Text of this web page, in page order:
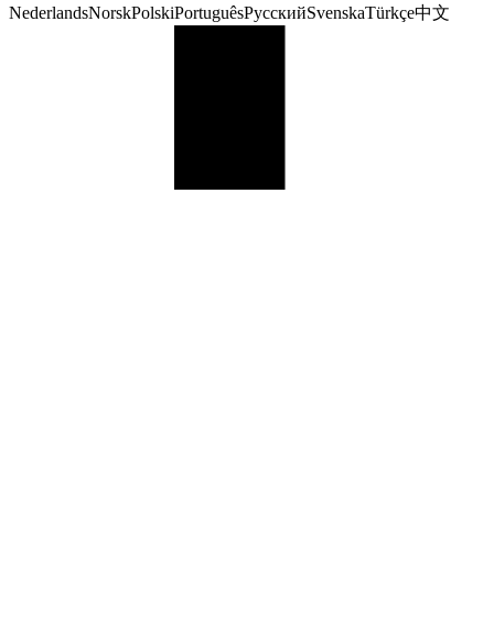
NederlandsNorskPolskiPortuguêsРусскийSvenskaTürkçe中文